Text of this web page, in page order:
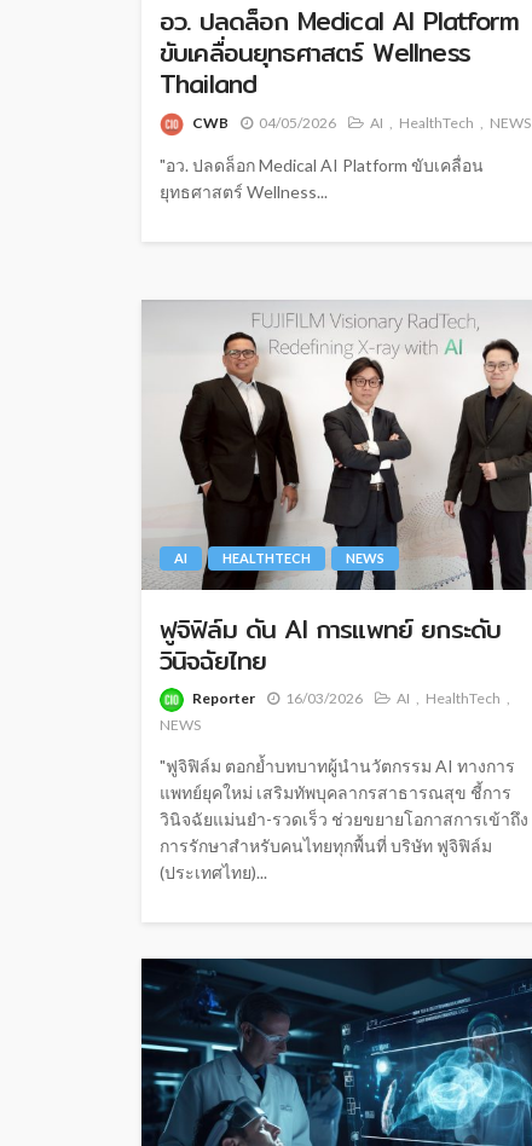
อว. ปลดล็อก Medical AI Platform
ขับเคลื่อนยุทธศาสตร์ Wellness
Thailand
CWB 04/05/2026 AI HealthTech NEWS
"อว. ปลดล็อก Medical AI Platform ขับเคลื่อน
ยุทธศาสตร์ Wellness...
AI HEALTHTECH NEWS
ฟูจิฟิล์ม ดัน AI การแพทย์ ยกระดับ
วินิจฉัยไทย
Reporter 16/03/2026 AI
HealthTech
NEWS
"ฟูจิฟิล์ม ตอกย้ำบทบาทผู้นำนวัตกรรม AI ทางการ
แพทย์ยุคใหม่ เสริมทัพบุคลากรสาธารณสุข ชี้การ
วินิจฉัยแม่นยำ-รวดเร็ว ช่วยขยายโอกาสการเข้าถึง
การรักษาสำหรับคนไทยทุกพื้นที่ บริษัท ฟูจิฟิล์ม
(ประเทศไทย)...